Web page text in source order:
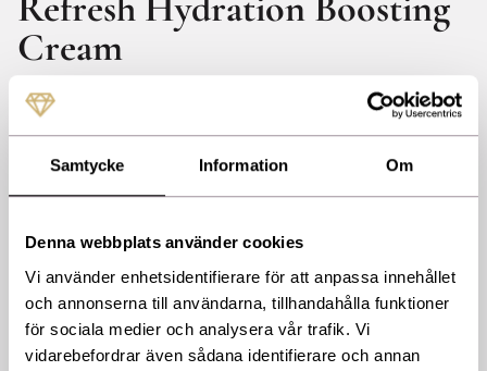
Samtycke Information Om
Denna webbplats använder cookies
Vi använder enhetsidentifierare för att anpassa innehållet
och annonserna till användarna, tillhandahålla funktioner
för sociala medier och analysera vår trafik. Vi
vidarebefordrar även sådana identifierare och annan
Cream
Skin Better Science
Lätt återfuktande creme som ger en hälsosam hudbarriär.
Innehåller niacinamide som förbättrar fukten och lystern i huden.
Hud-identiska ceramider som förbättrar hudens barriär, elasticitet
& återfuktning. Carbohydrate complex förbättrar hudens mjukhet,
fukten i huden. Skin lipid emollient complex hjälper till att
förbättra barriärfunktion, förstärker ceramid effekten och hjälper
till att bibehålla en långsiktig återfuktning.
Applicera en liten mängd på rengjort ansikte, hals och dekolletage.
Vi rekommenderar att använda solskydd på dagtid.